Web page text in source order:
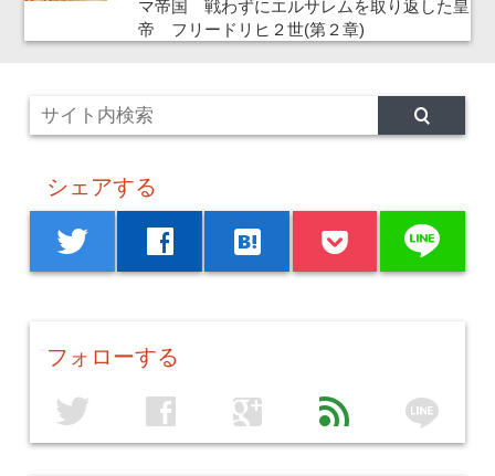
マ帝国 戦わずにエルサレムを取り返した皇
帝 フリードリヒ２世(第２章)
シェアする
twitter facebook hatenabookmark line
フォローする
twitter facebook google feed line